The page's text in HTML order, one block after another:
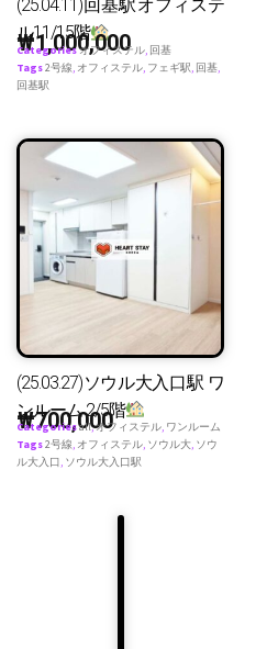
(25.04.11)回基駅オフィステ
ル11/15階
₩1,000,000
Categoriesオフィステル, 回基
Tags2号線, オフィステル, フェギ駅, 回基,
回基駅
(25.03.27)ソウル大入口駅 ワ
ンルーム 2/5階
₩700,000
Categoriesall,オフィステル, ワンルーム
Tags2号線, オフィステル, ソウル大, ソウ
ル大入口, ソウル大入口駅